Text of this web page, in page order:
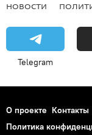
НОВОСТИ
Telegram
О проекте Контакты
Политика